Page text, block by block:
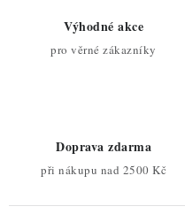
Výhodné akce
pro věrné zákazníky
Doprava zdarma
při nákupu nad 2500 Kč